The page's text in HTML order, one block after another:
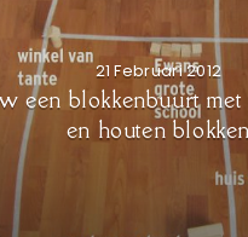
21 Februari 2012
een blokkenbuurt
en houten blokken